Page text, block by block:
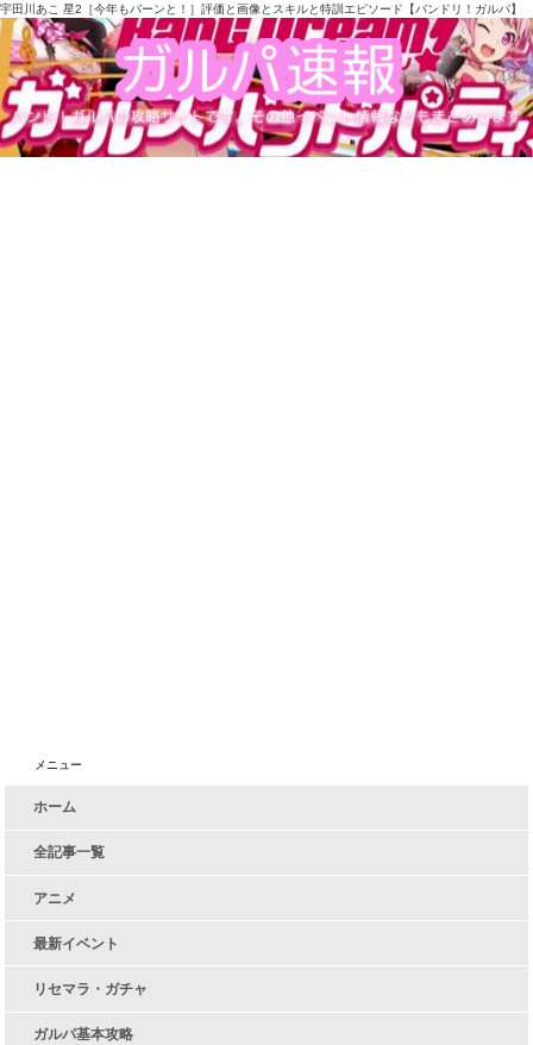
宇田川あこ 星2［今年もバーンと！］評価と画像とスキルと特訓エピソード【バンドリ！ガルパ】
メニュー
ホーム
全記事一覧
アニメ
最新イベント
リセマラ・ガチャ
ガルパ基本攻略